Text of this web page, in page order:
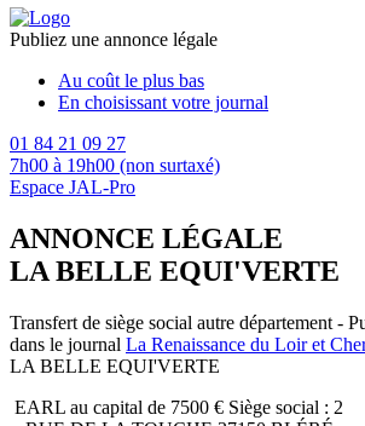
Publiez une annonce légale
Au coût le plus bas
En choisissant votre journal
01 84 21 09 27
7h00 à 19h00 (non surtaxé)
Espace JAL-Pro
ANNONCE LÉGALE
LA BELLE EQUI'VERTE
Transfert de siège social autre département -
dans le journal La Renaissance du Loir et
LA BELLE EQUI'VERTE
EARL au capital de 7500 € Siège social : 2